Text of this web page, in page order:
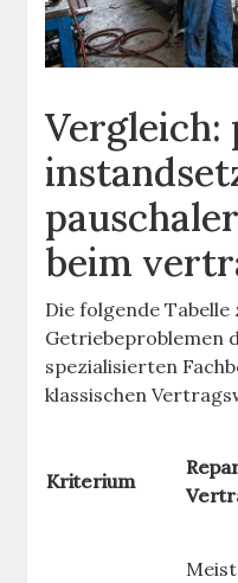
Vergleich:
beim
Die folgende
Getriebeproblemen
spezialisierten
klassischen
Kriterium